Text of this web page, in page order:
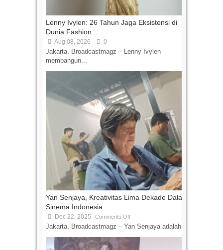
Lenny Ivylen: 26 Tahun Jaga Eksistensi di
Dunia Fashion...
Aug 08, 2026 0
Jakarta, Broadcastmagz – Lenny Ivylen
membangun...
Yan Senjaya, Kreativitas Lima Dekade Dalam
Sinema Indonesia
Dec 22, 2025 Comments Off
Jakarta, Broadcastmagz – Yan Senjaya adalah...